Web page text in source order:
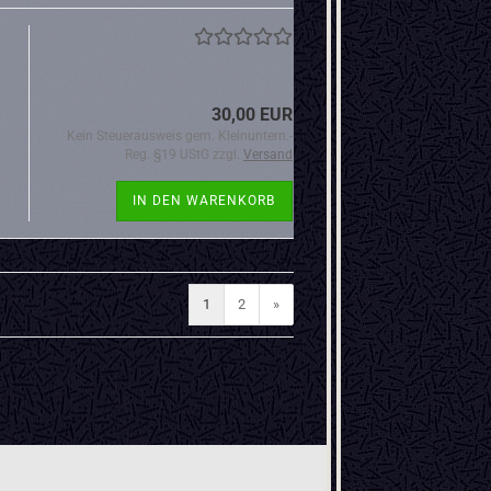
30,00 EUR
Kein Steuerausweis gem. Kleinuntern.-
Reg. §19 UStG zzgl. Versand
IN DEN WARENKORB
1 2 »